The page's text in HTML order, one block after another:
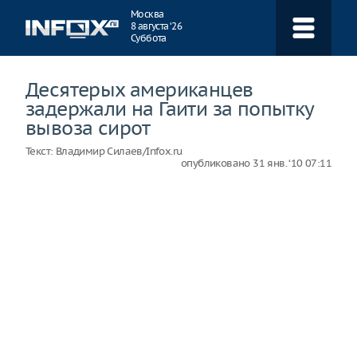
Москва
8 августа ‘26
Суббота
Десятерых американцев
задержали на Гаити за попытку
вывоза сирот
Текст: Владимир Силаев/Infox.ru
опубликовано 31 янв. ‘10 07:11